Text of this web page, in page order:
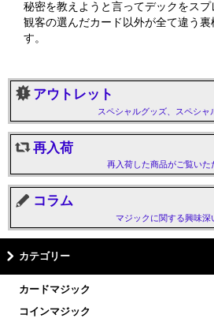
秘密を教えようと言ってデックをスプ
観客の選んだカード以外が全て違う
す。
アウトレット
スペシャルグッズ、スペシャ
再入荷
再入荷した商品がご覧いた
コラム
マジックに関する興味深
カテゴリー
カードマジック
コインマジック